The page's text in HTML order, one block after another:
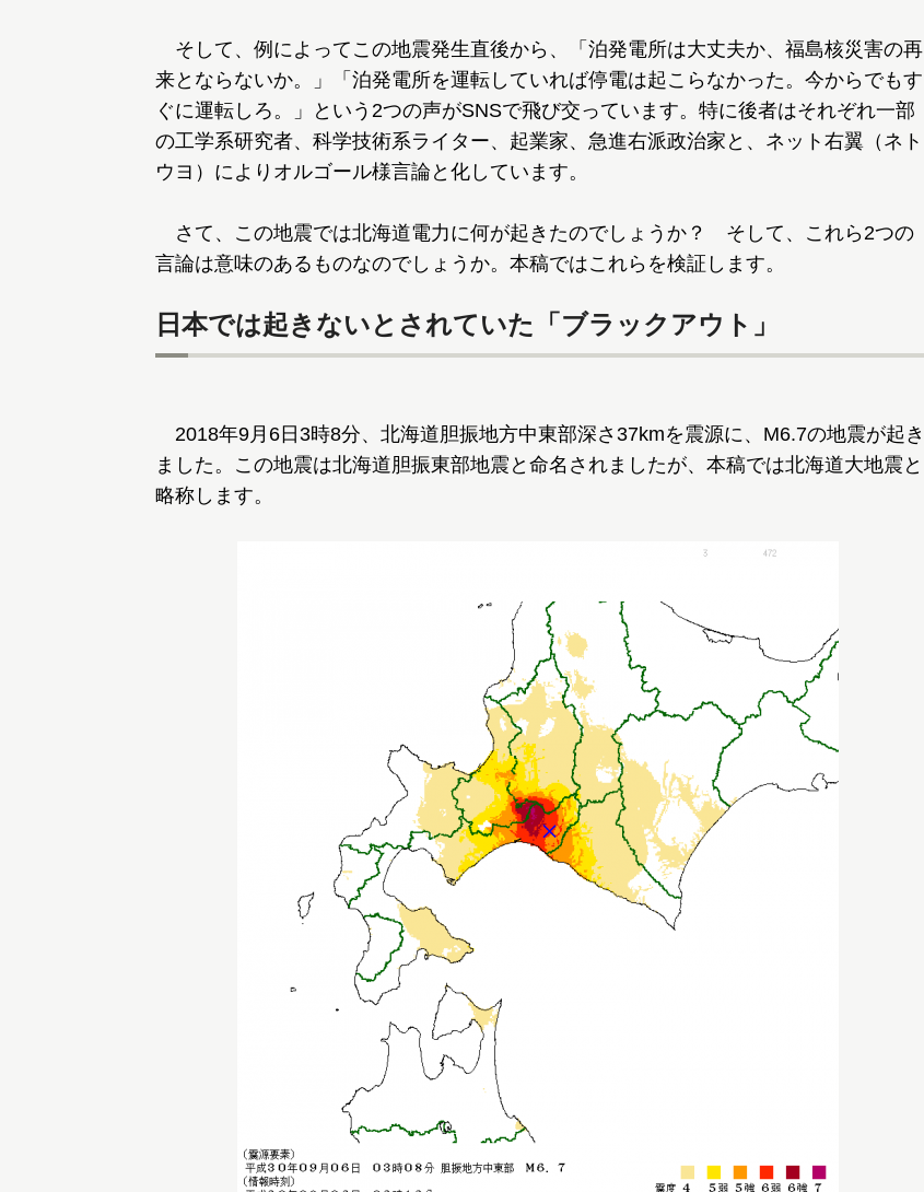
そして、例によってこの地震発生直後から、「泊発電所は大丈夫か、福島核災害の再
来とならないか。」「泊発電所を運転していれば停電は起こらなかった。今からでもす
ぐに運転しろ。」という2つの声がSNSで飛び交っています。特に後者はそれぞれ一部
の工学系研究者、科学技術系ライター、起業家、急進右派政治家と、ネット右翼（ネト
ウヨ）によりオルゴール様言論と化しています。
さて、この地震では北海道電力に何が起きたのでしょうか？ そして、これら2つの
言論は意味のあるものなのでしょうか。本稿ではこれらを検証します。
日本では起きないとされていた「ブラックアウト」
2018年9月6日3時8分、北海道胆振地方中東部深さ37kmを震源に、M6.7の地震が起き
ました。この地震は北海道胆振東部地震と命名されましたが、本稿では北海道大地震と
略称します。